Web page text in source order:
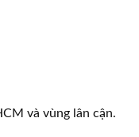
và vùng lân cận.